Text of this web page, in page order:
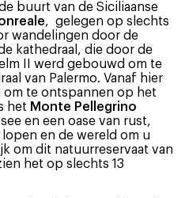
buurt van de Siciliaanse
, gelegen op slechts
wandelingen door de
kathedraal, die door de
II werd gebouwd om te
van Palermo. Vanaf hier
om te ontspannen op het
het Monte Pellegrino
en een oase van rust,
en de wereld om u
om dit natuurreservaat van
het op slechts 13